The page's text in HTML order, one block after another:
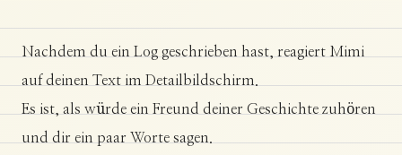
Nachdem du ein Log geschrieben hast, reagiert Mimi
auf deinen Text im Detailbildschirm.
Es ist, als würde ein Freund deiner Geschichte zuhören
und dir ein paar Worte sagen.